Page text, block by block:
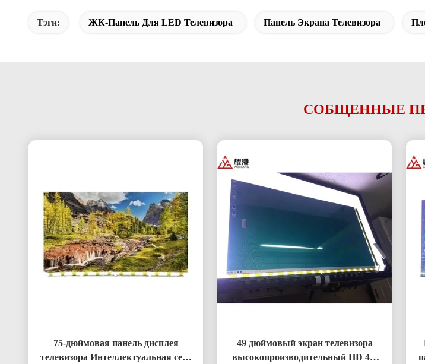
Тэги: ЖК-Панель Для LED Телевизора Панель Экрана Телевизора
СОБЩЕННЫЕ
75-дюймовая панель дисплея
телевизора Интеллектуальная сеть
49 дюймовый экран телевизора
высокопроизводительный HD 4K